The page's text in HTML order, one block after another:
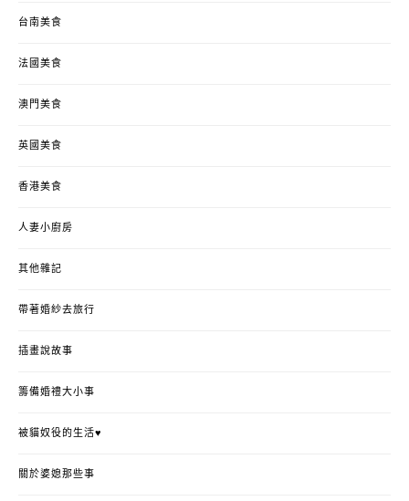
台南美食
法國美食
澳門美食
英國美食
香港美食
人妻小廚房
其他雜記
帶著婚紗去旅行
插畫說故事
籌備婚禮大小事
被貓奴役的生活♥
關於婆媳那些事